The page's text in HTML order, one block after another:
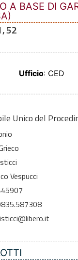
A BASE DI
Ufficio: CED
Unico del
Vespucci